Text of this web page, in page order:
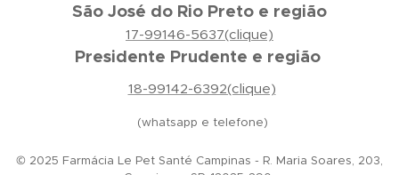
São José do Rio Preto e região
17-99146-5637(clique)
Presidente Prudente e região
18-99142-6392(clique)
(whatsapp e telefone)
© 2025 Farmácia Le Pet Santé Campinas - R. Maria Soares, 203,